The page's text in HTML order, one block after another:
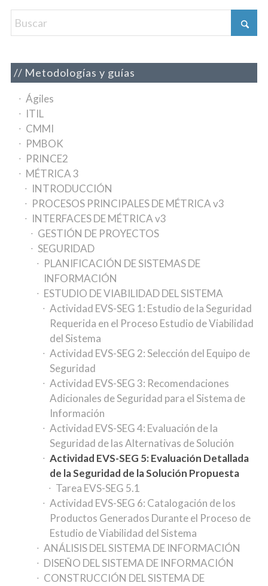
Metodologías y guías
Ágiles
ITIL
CMMI
PMBOK
PRINCE2
MÉTRICA 3
INTRODUCCIÓN
PROCESOS PRINCIPALES DE MÉTRICA v3
INTERFACES DE MÉTRICA v3
GESTIÓN DE PROYECTOS
SEGURIDAD
PLANIFICACIÓN DE SISTEMAS DE
INFORMACIÓN
ESTUDIO DE VIABILIDAD DEL SISTEMA
Actividad EVS-SEG 1: Estudio de la Seguridad
Requerida en el Proceso Estudio de Viabilidad
del Sistema
Actividad EVS-SEG 2: Selección del Equipo de
Seguridad
Actividad EVS-SEG 3: Recomendaciones
Adicionales de Seguridad para el Sistema de
Información
Actividad EVS-SEG 4: Evaluación de la
Seguridad de las Alternativas de Solución
Actividad EVS-SEG 5: Evaluación Detallada
de la Seguridad de la Solución Propuesta
Tarea EVS-SEG 5.1
Actividad EVS-SEG 6: Catalogación de los
Productos Generados Durante el Proceso de
Estudio de Viabilidad del Sistema
ANÁLISIS DEL SISTEMA DE INFORMACIÓN
DISEÑO DEL SISTEMA DE INFORMACIÓN
CONSTRUCCIÓN DEL SISTEMA DE